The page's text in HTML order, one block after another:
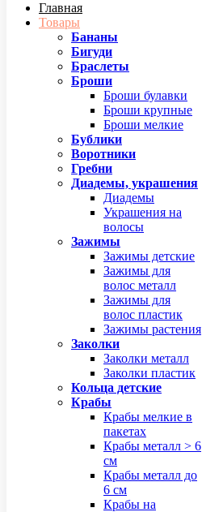
Главная
Товары
Бананы
Бигуди
Браслеты
Броши
Броши булавки
Броши крупные
Броши мелкие
Бублики
Воротники
Гребни
Диадемы, украшения
Диадемы
Украшения на
волосы
Зажимы
Зажимы детские
Зажимы для
волос металл
Зажимы для
волос пластик
Зажимы растения
Заколки
Заколки металл
Заколки пластик
Кольца детские
Крабы
Крабы мелкие в
пакетах
Крабы металл > 6
см
Крабы металл до
6 см
Крабы на